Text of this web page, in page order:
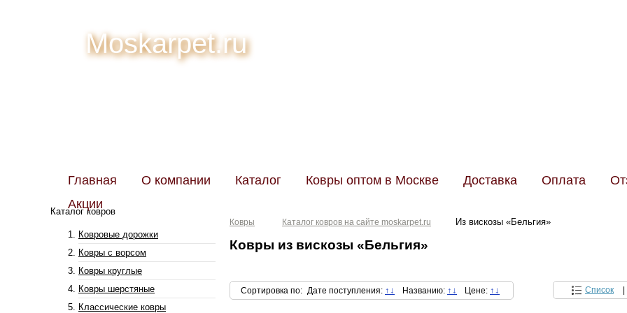
Moskarpet.ru
Главная О компании Каталог Ковры оптом в Москве Доставка Оплата
Акции
Каталог ковров
Ковровые дорожки
Ковры с ворсом
Ковры круглые
Ковры шерстяные
Классические ковры
Ковры Каталог ковров на сайте moskarpet.ru Из вискозы «Бельгия»
Ковры из вискозы «Бельгия»
Список
Сортировка по: Дате поступления: ↑ ↓ Названию: ↑ ↓ Цене: ↑ ↓